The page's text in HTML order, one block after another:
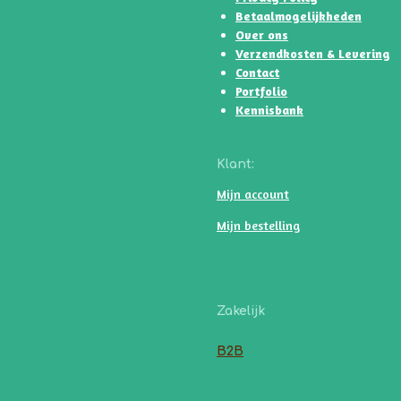
Betaalmogelijkheden
Over ons
Verzendkosten & Levering
Contact
Portfolio
Kennisbank
Klant:
Mijn account
Mijn bestelling
Zakelijk
B2B